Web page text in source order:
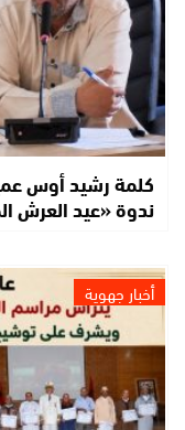
كلمة رشيد أوس
ندوة «عيد العرش
أخبار جهوية